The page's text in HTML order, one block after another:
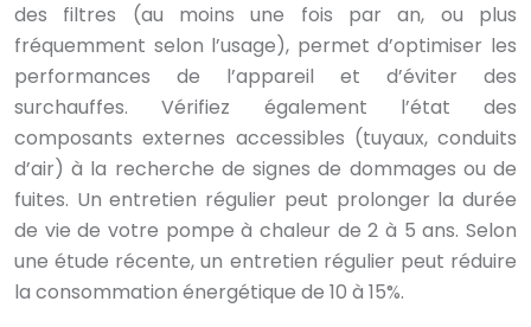
des filtres (au moins une fois par an, ou plus
fréquemment selon l’usage), permet d’optimiser les
performances de l’appareil et d’éviter des
surchauffes. Vérifiez également l’état des
composants externes accessibles (tuyaux, conduits
d’air) à la recherche de signes de dommages ou de
fuites. Un entretien régulier peut prolonger la durée
de vie de votre pompe à chaleur de 2 à 5 ans. Selon
une étude récente, un entretien régulier peut réduire
la consommation énergétique de 10 à 15%.